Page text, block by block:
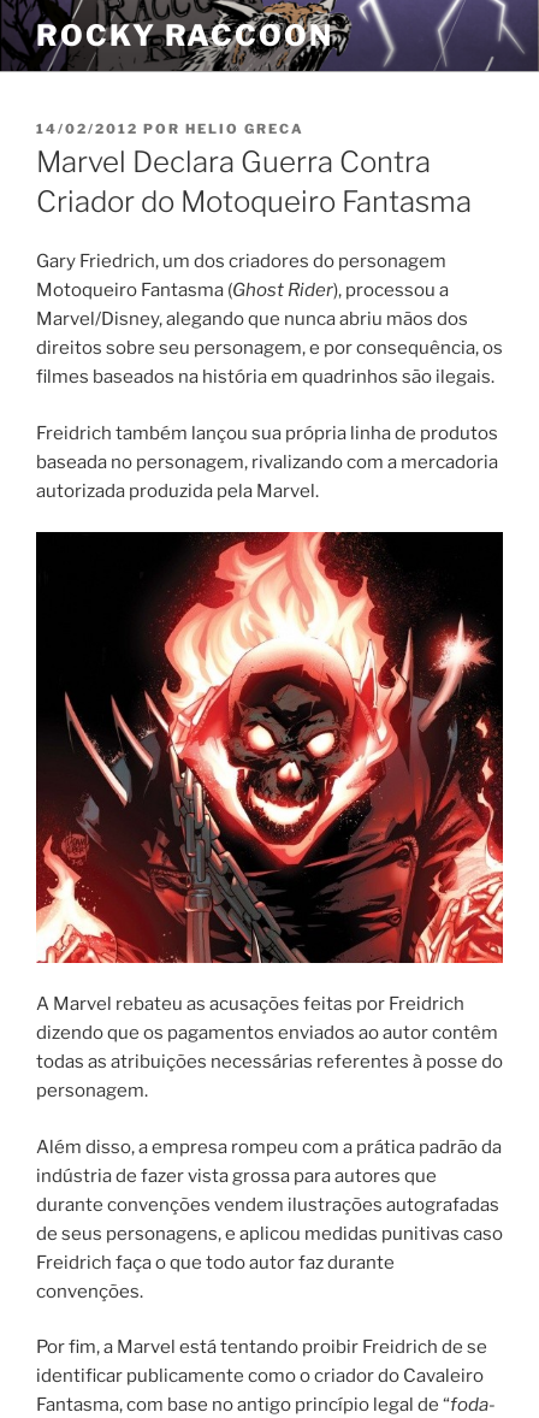
Pular
para
o
ROCKY RACCOON
PUBLICADO
EM
14/02/2012 POR HELIO GRECA
Marvel Declara Guerra Contra
Criador do Motoqueiro Fantasma
Gary Friedrich, um dos criadores do personagem
Motoqueiro Fantasma (Ghost Rider), processou a
Marvel/Disney, alegando que nunca abriu mãos dos
direitos sobre seu personagem, e por consequência, os
filmes baseados na história em quadrinhos são ilegais.
Freidrich também lançou sua própria linha de produtos
baseada no personagem, rivalizando com a mercadoria
autorizada produzida pela Marvel.
A Marvel rebateu as acusações feitas por Freidrich
dizendo que os pagamentos enviados ao autor contêm
todas as atribuições necessárias referentes à posse do
personagem.
Além disso, a empresa rompeu com a prática padrão da
indústria de fazer vista grossa para autores que
durante convenções vendem ilustrações autografadas
de seus personagens, e aplicou medidas punitivas caso
Freidrich faça o que todo autor faz durante
convenções.
Por fim, a Marvel está tentando proibir Freidrich de se
identificar publicamente como o criador do Cavaleiro
Fantasma, com base no antigo princípio legal de “foda-